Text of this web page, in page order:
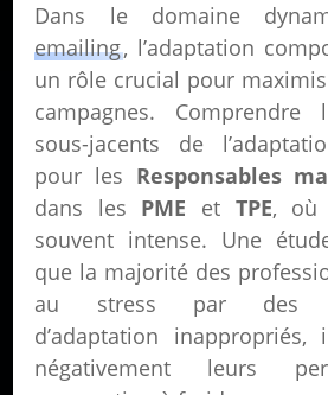
Dans le domaine
emailing, l’adaptation
un rôle crucial pour
campagnes. Comprendre
sous-jacents de
pour les Responsables
dans les PME et TPE, où
souvent intense. Une
que la majorité des
au stress par des
d’adaptation inappropriés,
négativement leurs